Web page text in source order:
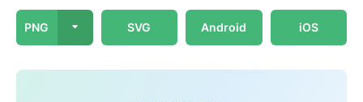
PNG SVG Android iOS